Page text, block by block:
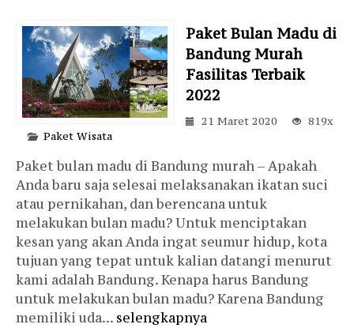
Paket Bulan Madu di
Bandung Murah
Fasilitas Terbaik
2022
21 Maret 2020
819x
Paket Wisata
Paket bulan madu di Bandung murah – Apakah
Anda baru saja selesai melaksanakan ikatan suci
atau pernikahan, dan berencana untuk
melakukan bulan madu? Untuk menciptakan
kesan yang akan Anda ingat seumur hidup, kota
tujuan yang tepat untuk kalian datangi menurut
kami adalah Bandung. Kenapa harus Bandung
untuk melakukan bulan madu? Karena Bandung
memiliki uda... selengkapnya